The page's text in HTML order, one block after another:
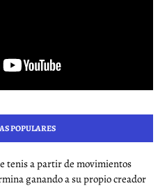
POPULARES
tenis a partir de movimientos
ganando a su propio creador